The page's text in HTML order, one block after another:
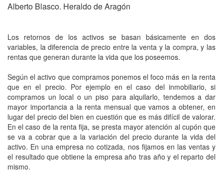
Alberto Blasco. Heraldo de Aragón
Los retornos de los activos se basan básicamente en dos
variables, la diferencia de precio entre la venta y la compra, y las
rentas que generan durante la vida que los poseemos.
Según el activo que compramos ponemos el foco más en la renta
que en el precio. Por ejemplo en el caso del inmobiliario, si
compramos un local o un piso para alquilarlo, tendemos a dar
mayor importancia a la renta mensual que vamos a obtener, en
lugar del precio del bien en cuestión que es más difícil de valorar.
En el caso de la renta fija, se presta mayor atención al cupón que
se va a cobrar que a la variación del precio durante la vida del
activo. En una empresa no cotizada, nos fijamos en las ventas y
el resultado que obtiene la empresa año tras año y el reparto del
mismo.